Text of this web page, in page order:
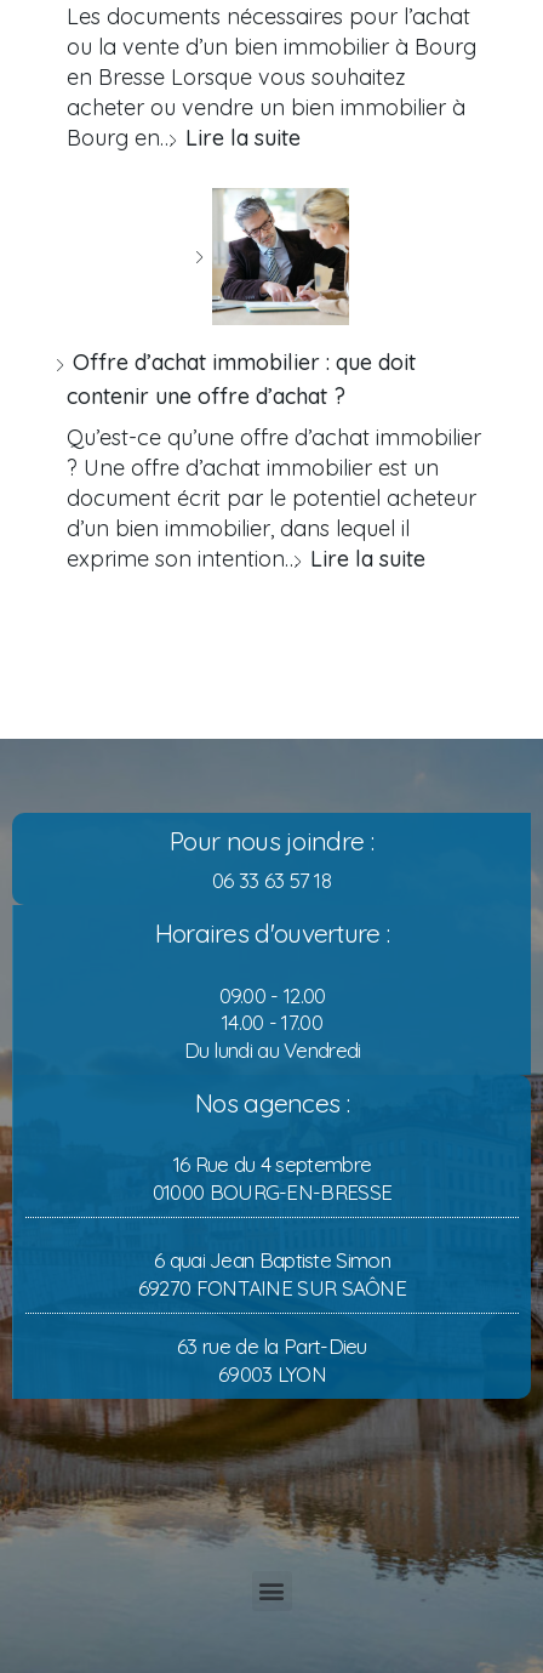
Les documents nécessaires pour l’achat
ou la vente d’un bien immobilier à Bourg
en Bresse Lorsque vous souhaitez
acheter ou vendre un bien immobilier à
Bourg en… Lire la suite
Offre d’achat immobilier : que doit
contenir une offre d’achat ?
Qu’est-ce qu’une offre d’achat immobilier
? Une offre d’achat immobilier est un
document écrit par le potentiel acheteur
d’un bien immobilier, dans lequel il
exprime son intention… Lire la suite
Pour nous joindre :
06 33 63 57 18
Horaires d'ouverture :
09.00 - 12.00
14.00 - 17.00
Du lundi au Vendredi
Nos agences :
16 Rue du 4 septembre
01000 BOURG-EN-BRESSE
6 quai Jean Baptiste Simon
69270 FONTAINE SUR SAÔNE
63 rue de la Part-Dieu
69003 LYON